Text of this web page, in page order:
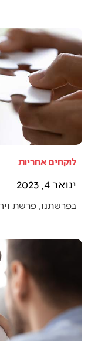
לוקחים אחריות
ינואר 4, 2023
בפרשתנו, פרשת